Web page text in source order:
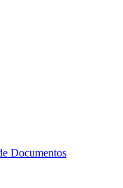
Documentos